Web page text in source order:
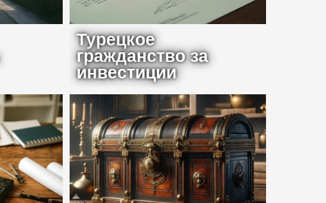
Турецкое
гражданство за
инвестиции